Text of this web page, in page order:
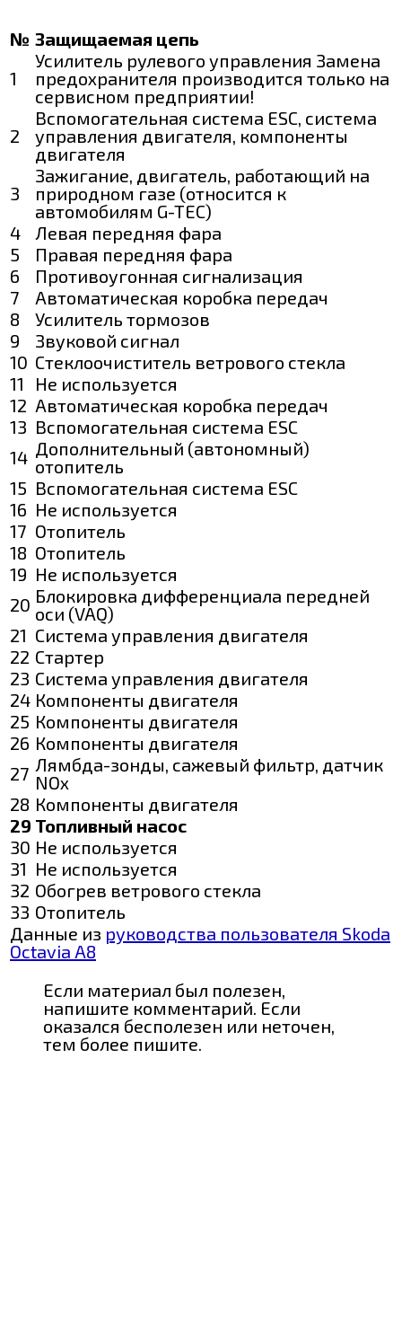
№ Защищаемая цепь
1
Усилитель рулевого управления Замена
предохранителя производится только на
сервисном предприятии!
2
Вспомогательная система ESC, система
управления двигателя, компоненты
двигателя
3
Зажигание, двигатель, работающий на
природном газе (относится к
автомобилям G-TEC)
4
Левая передняя фара
5
Правая передняя фара
6
Противоугонная сигнализация
7
Автоматическая коробка передач
8
Усилитель тормозов
9
Звуковой сигнал
10 Стеклоочиститель ветрового стекла
11
Не используется
12 Автоматическая коробка передач
13 Вспомогательная система ESC
14 Дополнительный (автономный)
отопитель
15 Вспомогательная система ESC
16 Не используется
17 Отопитель
18 Отопитель
19 Не используется
20 Блокировка дифференциала передней
оси (VAQ)
21 Система управления двигателя
22 Стартер
23 Система управления двигателя
24 Компоненты двигателя
25 Компоненты двигателя
26 Компоненты двигателя
27 Лямбда-зонды, сажевый фильтр, датчик
NOx
28 Компоненты двигателя
29 Топливный насос
30 Не используется
31 Не используется
32 Обогрев ветрового стекла
33 Отопитель
Данные из руководства пользователя Skoda
Octavia A8
Если материал был полезен,
напишите комментарий. Если
оказался бесполезен или неточен,
тем более пишите.